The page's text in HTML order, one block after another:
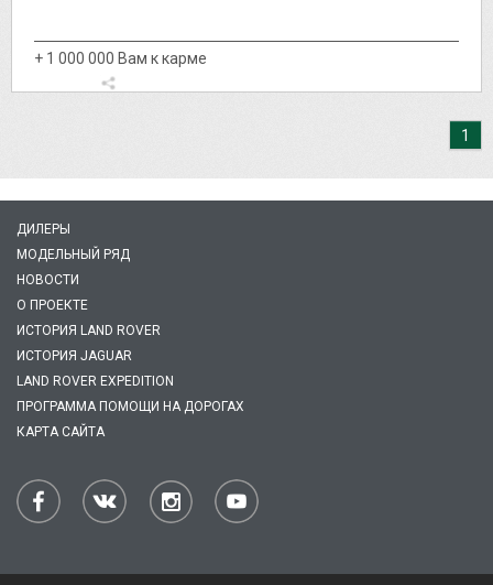
+ 1 000 000 Вам к карме
1
ДИЛЕРЫ
МОДЕЛЬНЫЙ РЯД
НОВОСТИ
О ПРОЕКТЕ
ИСТОРИЯ LAND ROVER
ИСТОРИЯ JAGUAR
LAND ROVER EXPEDITION
ПРОГРАММА ПОМОЩИ НА ДОРОГАХ
КАРТА САЙТА